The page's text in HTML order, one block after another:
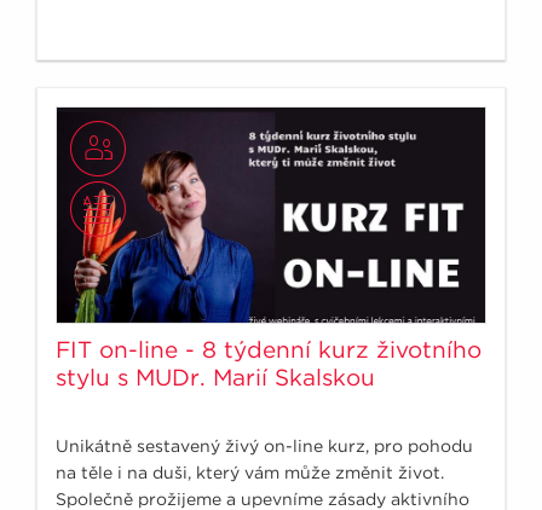
FIT on-line - 8 týdenní kurz životního
stylu s MUDr. Marií Skalskou
Unikátně sestavený živý on-line kurz, pro pohodu
na těle i na duši, který vám může změnit život.
Společně prožijeme a upevníme zásady aktivního